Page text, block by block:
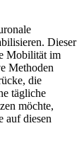
Dieser
Mobilität im
Methoden
die
tägliche
möchte,
auf diesen